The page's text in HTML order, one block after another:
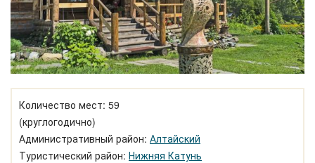
Количество мест: 59
(круглогодично)
Административный район: Алтайский
Туристический район: Нижняя Катунь